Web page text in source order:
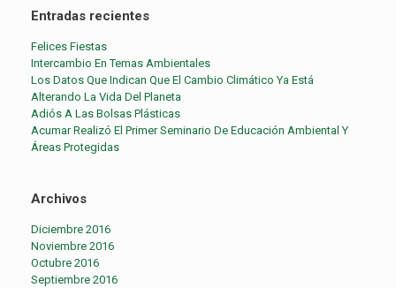
Entradas recientes
Felices Fiestas
Intercambio En Temas Ambientales
Los Datos Que Indican Que El Cambio Climático Ya Está
Alterando La Vida Del Planeta
Adiós A Las Bolsas Plásticas
Acumar Realizó El Primer Seminario De Educación Ambiental Y
Áreas Protegidas
Archivos
Diciembre 2016
Noviembre 2016
Octubre 2016
Septiembre 2016